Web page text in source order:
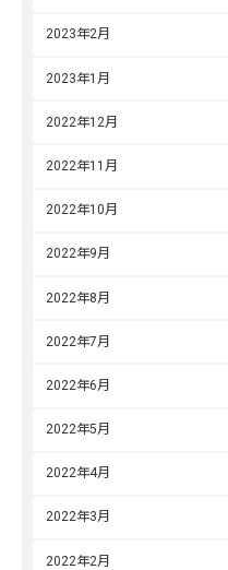
2023年2月
2023年1月
2022年12月
2022年11月
2022年10月
2022年9月
2022年8月
2022年7月
2022年6月
2022年5月
2022年4月
2022年3月
2022年2月